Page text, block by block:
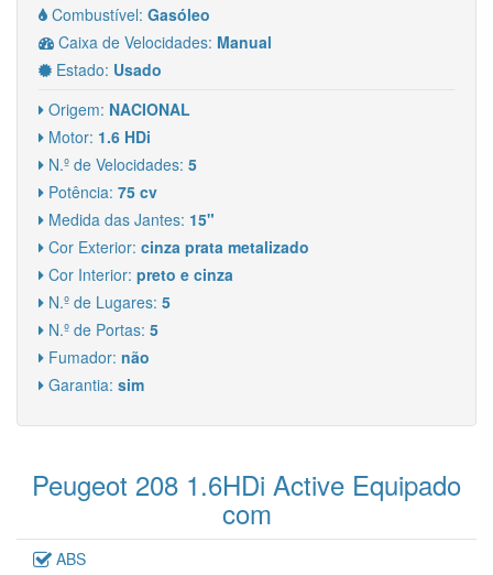
Combustível: Gasóleo
Caixa de Velocidades: Manual
Estado: Usado
Origem: NACIONAL
Motor: 1.6 HDi
N.º de Velocidades: 5
Potência: 75 cv
Medida das Jantes: 15"
Cor Exterior: cinza prata metalizado
Cor Interior: preto e cinza
N.º de Lugares: 5
N.º de Portas: 5
Fumador: não
Garantia: sim
Peugeot 208 1.6HDi Active Equipado
com
ABS